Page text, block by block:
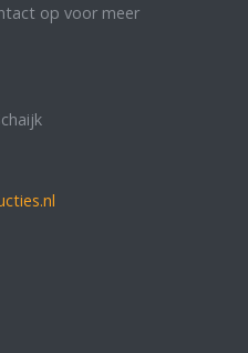
op voor meer